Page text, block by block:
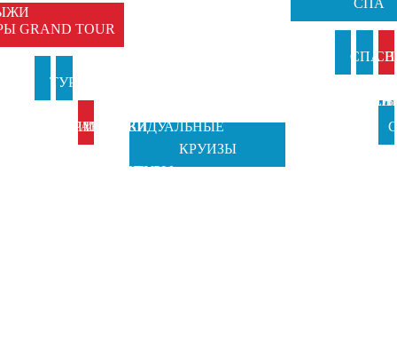
GRAND TOUR
ТУРЫ В
ИТАЛИЮ
ПРАЗДНИКИ
ОТ GRAND
ИНДИВИДУАЛЬНЫЕ
ТУРЫ
КРУИЗЫ
СПА
СПА В
ИТАЛИИ